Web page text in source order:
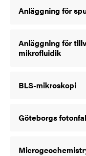
Anläggning för
Anläggning för
mikrofluidik
BLS-mikroskopi
Göteborgs